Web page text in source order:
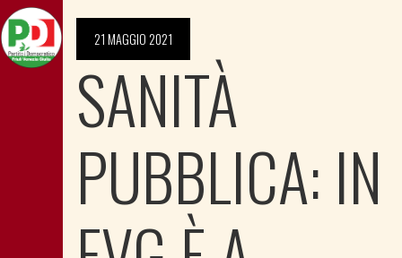
21 MAGGIO 2021
SANITÀ
PUBBLICA: IN